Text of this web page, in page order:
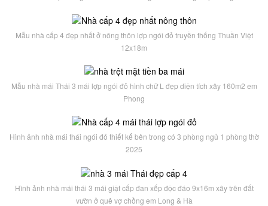
Mẫu nhà cấp 4 đẹp nhất ở nông thôn lợp ngói đỏ truyền thống Thuần Việt
12x18m
Mẫu nhà mái Thái 3 mái lợp ngói đỏ hình chữ L đẹp diện tích xây 160m2 em
Phong
Hình ảnh nhà mái thái ngói đỏ thiết kế bên trong có 3 phòng ngủ 1 phòng thờ
2025
Hình ảnh nhà mái thái 3 mái giật cấp đan xếp độc đáo 9x16m xây trên đất
vườn ở quê vợ chồng em Long & Hà